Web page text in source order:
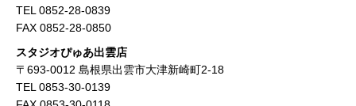
TEL 0852-28-0839
FAX 0852-28-0850
スタジオぴゅあ出雲店
〒693-0012 島根県出雲市大津新崎町2-18
TEL 0853-30-0139